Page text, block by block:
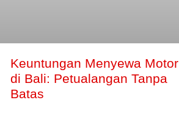
Keuntungan Menyewa Motor
di Bali: Petualangan Tanpa
Batas